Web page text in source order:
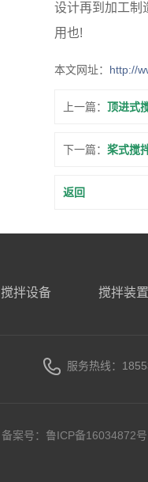
设计再到加工制
用也!
本文网址： http://
上一篇： 顶进式
下一篇： 桨式搅
返回
搅拌设备 搅拌装置
服务热线：
备案号： 鲁ICP备16034872号